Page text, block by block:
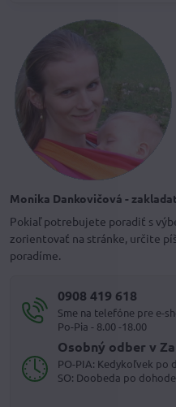
Monika Dankovičová -
Pokiaľ potrebujete poradiť s
zorientovať na stránke, určite
poradíme.
0908 419 618
Sme na telefóne pre e-
Po-Pia - 8.00 -18.00
Osobný odber v
PO-PIA: Kedykoľvek po
SO: Doobeda po dohode